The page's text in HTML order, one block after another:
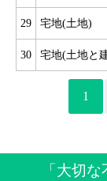
29 宅地(土地)
30 宅地(土地と
1
「大切